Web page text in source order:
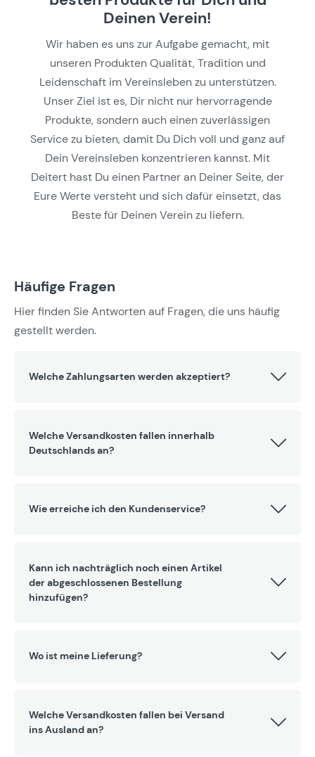
Deinen Verein!
Wir haben es uns zur Aufgabe gemacht, mit
unseren Produkten Qualität, Tradition und
Leidenschaft im Vereinsleben zu unterstützen.
Unser Ziel ist es, Dir nicht nur hervorragende
Produkte, sondern auch einen zuverlässigen
Service zu bieten, damit Du Dich voll und ganz auf
Dein Vereinsleben konzentrieren kannst. Mit
Deitert hast Du einen Partner an Deiner Seite, der
Eure Werte versteht und sich dafür einsetzt, das
Beste für Deinen Verein zu liefern.
Häufige Fragen
Hier finden Sie Antworten auf Fragen, die uns häufig
gestellt werden.
Welche Zahlungsarten werden akzeptiert?
Welche Versandkosten fallen innerhalb
Deutschlands an?
Wie erreiche ich den Kundenservice?
Kann ich nachträglich noch einen Artikel
der abgeschlossenen Bestellung
hinzufügen?
Wo ist meine Lieferung?
Welche Versandkosten fallen bei Versand
ins Ausland an?